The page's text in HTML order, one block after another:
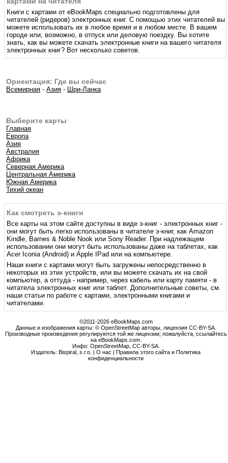
Книги с картами от eBookMaps специально подготовлены для
читателей (ридеров) электронных книг. С помощью этих читателей вы
можете использовать их в любое время и в любом месте. В вашем
городе или, возможно, в отпуск или деловую поездку. Вы хотите
знать, как вы можете скачать электронные книги на вашего читателя
электронных книг? Вот несколько советов.
Ориентация: Где вы сейчас
Всемирная -Азия - Шри-Ланка
Выберите карты
Главная
Европа
Азия
Австралия
Африка
Северная Америка
Центральная Америка
Южная Америка
Тихий океан
Как смотреть э-книги
Все карты на этом сайте доступны в виде э-книг - электронных книг -
они могут быть легко использованы в читателе э-книг, как Amazon
Kindle, Barnes & Noble Nook или Sony Reader. При надлежащем
использовании они могут быть использованы даже на таблетах, как
Acer Iconia (Android) и Apple IPad или на компьютере.
Наши книги с картами могут быть загружены непосредственно в
некоторых из этих устройств, или вы можете скачать их на свой
компьютер, а оттуда - например, через кабель или карту памяти - в
читатела электронных книг или таблет. Дополнительные советы, см.
наши статьи по работе с картами, электронными книгами и
читателами.
©2011-2026 eBookMaps.com
Данные и изображения карты: © OpenStreetMap авторы, лицензия CC-BY-SA.
Производные произведения регулируются той же лицензии; пожалуйста, ссылайтесь
на eBookMaps.com.
Инфо: OpenStreetMap, CC-BY-SA.
Издатель: Bispiral, s.r.o. |О нас |Правила этого сайта и Политика
конфиденциальности